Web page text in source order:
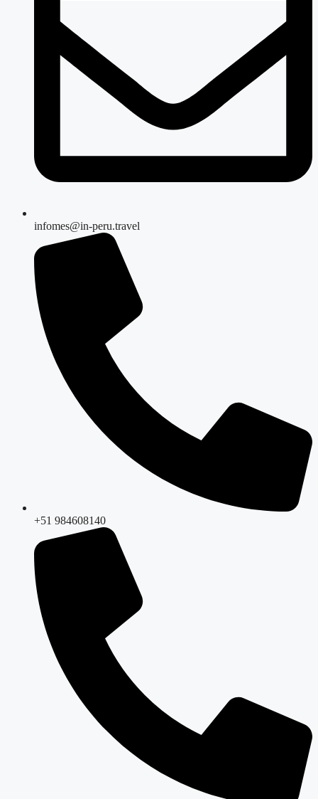
infomes@in-peru.travel
+51 984608140